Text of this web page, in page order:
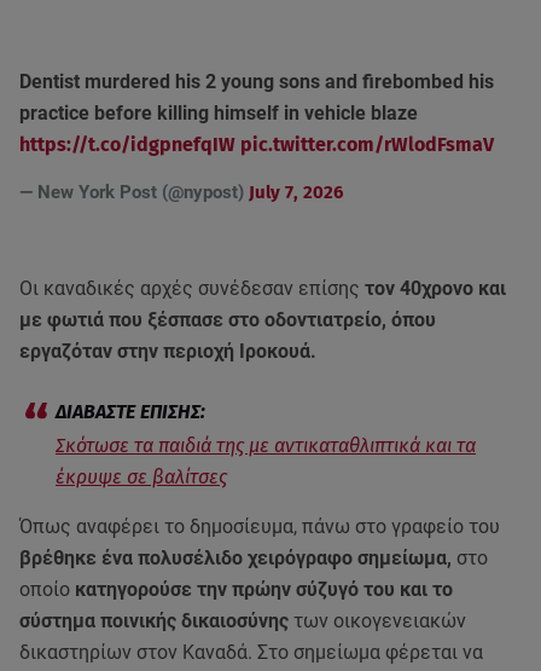
Dentist murdered his 2 young sons and firebombed his
practice before killing himself in vehicle blaze
https://t.co/idgpnefqIW pic.twitter.com/rWlodFsmaV
— New York Post (@nypost) July 7, 2026
Οι καναδικές αρχές συνέδεσαν επίσης τον 40χρονο και
με φωτιά που ξέσπασε στο οδοντιατρείο, όπου
εργαζόταν στην περιοχή Ιροκουά.
Σκότωσε τα παιδιά της με αντικαταθλιπτικά και τα
έκρυψε σε βαλίτσες
Όπως αναφέρει το δημοσίευμα, πάνω στο γραφείο του
βρέθηκε ένα πολυσέλιδο χειρόγραφο σημείωμα, στο
οποίο κατηγορούσε την πρώην σύζυγό του και το
σύστημα ποινικής δικαιοσύνης των οικογενειακών
δικαστηρίων στον Καναδά. Στο σημείωμα φέρεται να